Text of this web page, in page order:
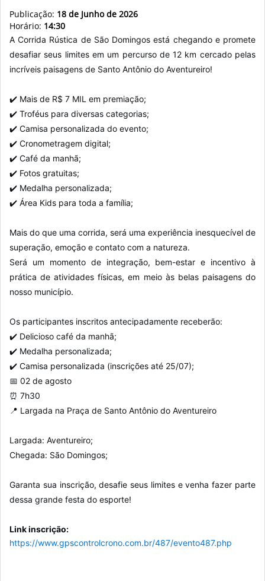
Publicação: 18 de Junho de 2026
Horário: 14:30
A Corrida Rústica de São Domingos está chegando e promete
desafiar seus limites em um percurso de 12 km cercado pelas
incríveis paisagens de Santo Antônio do Aventureiro!
✔️ Mais de R$ 7 MIL em premiação;
✔️ Troféus para diversas categorias;
✔️ Camisa personalizada do evento;
✔️ Cronometragem digital;
✔️ Café da manhã;
✔️ Fotos gratuitas;
✔️ Medalha personalizada;
✔️ Área Kids para toda a família;
Mais do que uma corrida, será uma experiência inesquecível de
superação, emoção e contato com a natureza.
Será um momento de integração, bem-estar e incentivo à
prática de atividades físicas, em meio às belas paisagens do
nosso município.
Os participantes inscritos antecipadamente receberão:
✔️ Delicioso café da manhã;
✔️ Medalha personalizada;
✔️ Camisa personalizada (inscrições até 25/07);
📅 02 de agosto
⏰ 7h30
📍 Largada na Praça de Santo Antônio do Aventureiro
Largada: Aventureiro;
Chegada: São Domingos;
Garanta sua inscrição, desafie seus limites e venha fazer parte
dessa grande festa do esporte!
Link inscrição:
https://www.gpscontrolcrono.com.br/487/evento487.php